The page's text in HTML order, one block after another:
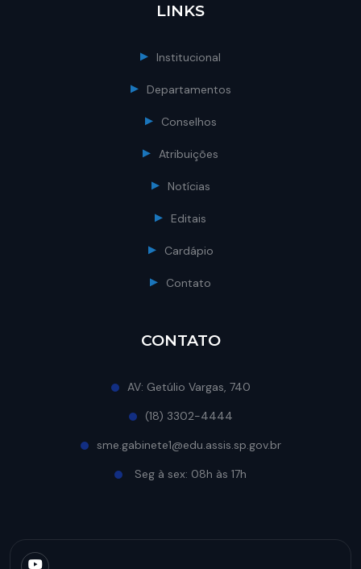
LINKS
Institucional
Departamentos
Conselhos
Atribuições
Notícias
Editais
Cardápio
Contato
CONTATO
AV: Getúlio Vargas, 740
(18) 3302-4444
sme.gabinete1@edu.assis.sp.gov.br
Seg à sex: 08h às 17h